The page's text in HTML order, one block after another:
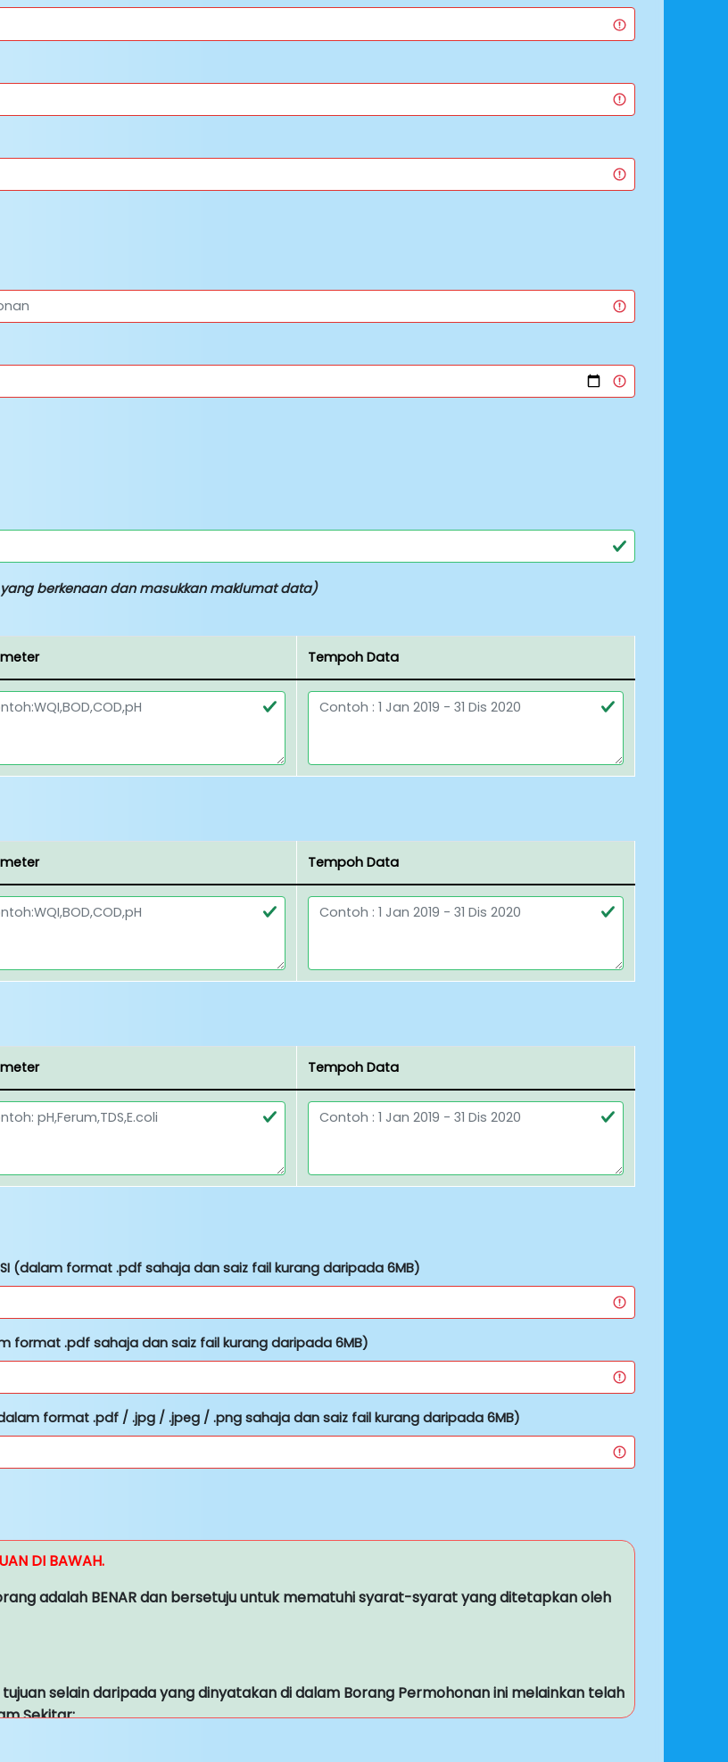
berkenaan dan masukkan maklumat data)
Tempoh Data
Tempoh Data
Tempoh Data
(dalam format .pdf sahaja dan saiz fail kurang daripada 6MB)
format .pdf sahaja dan saiz fail kurang daripada 6MB)
(dalam format .pdf / .jpg / .jpeg / .png sahaja dan saiz fail kurang daripada 6MB)
DI BAWAH.
adalah BENAR dan bersetuju untuk mematuhi syarat-syarat yang ditetapkan oleh
selain daripada yang dinyatakan di dalam Borang Permohonan ini melainkan telah
Sekitar;